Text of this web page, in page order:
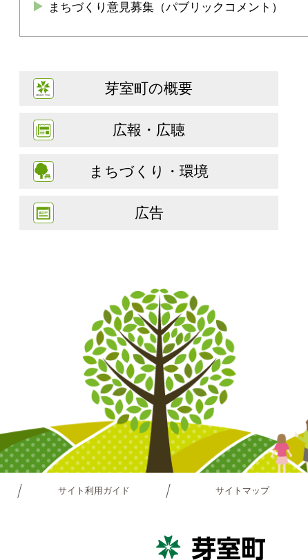
まちづくり意見募集（パブリックコメント）
芽室町の概要
広報・広聴
まちづくり・環境
広告
サイト利用ガイド サイトマップ